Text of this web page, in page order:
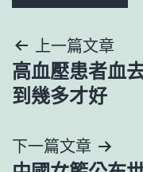
文
章
覽
上一篇文章
高血壓患者血
到幾多才好
下一篇文章